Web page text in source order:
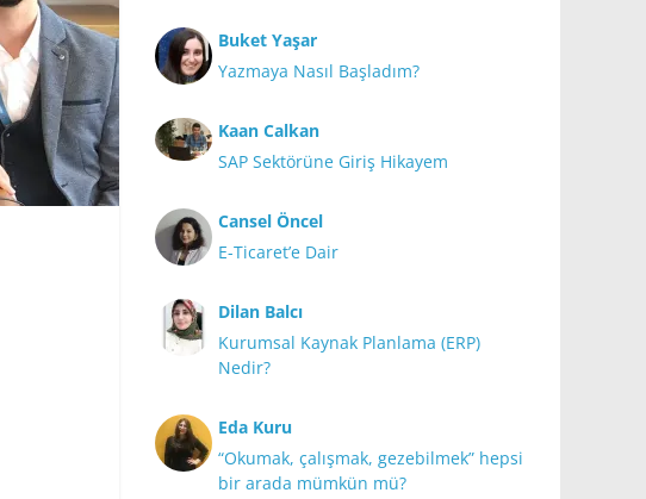
Buket Yaşar
Yazmaya Nasıl Başladım?
Kaan Calkan
SAP Sektörüne Giriş Hikayem
Cansel Öncel
E-Ticaret’e Dair
Dilan Balcı
Kurumsal Kaynak Planlama (ERP)
Nedir?
Eda Kuru
“Okumak, çalışmak, gezebilmek” hepsi
bir arada mümkün mü?